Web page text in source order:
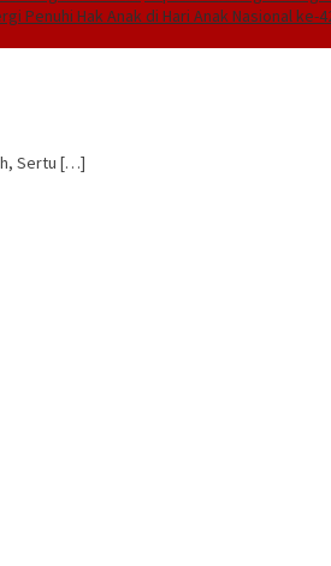
Penuhi Hak Anak di Hari Anak Nasional ke-
Sertu […]